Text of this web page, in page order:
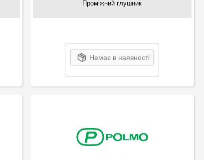
Проміжний глушник
Немає в наявності